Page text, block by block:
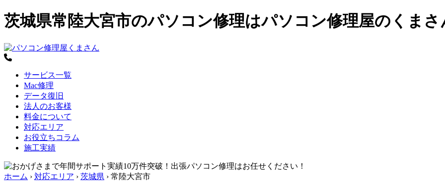
茨城県常陸大宮市のパソコン修理はパソコン修理屋のくまさ
サービス一覧
Mac修理
データ復旧
法人のお客様
料金について
対応エリア
お役立ちコラム
施工実績
ホーム › 対応エリア › 茨城県 › 常陸大宮市